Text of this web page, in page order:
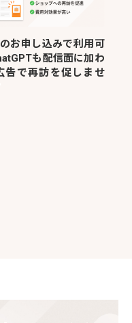
お申し込みで利用可
も配信面に加わ
告で再訪を促しませ